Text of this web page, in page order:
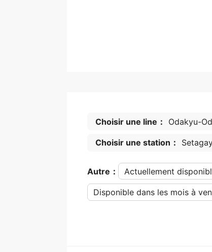
Choisir une line： Odakyu-
Choisir une station：
Autre： Actuellement
Disponible dans les mois à